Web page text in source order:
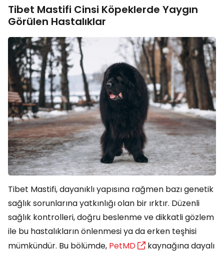
Tibet Mastifi Cinsi Köpeklerde Yaygın
Görülen Hastalıklar
Tibet Mastifi, dayanıklı yapısına rağmen bazı genetik
sağlık sorunlarına yatkınlığı olan bir ırktır. Düzenli
sağlık kontrolleri, doğru beslenme ve dikkatli gözlem
ile bu hastalıkların önlenmesi ya da erken teşhisi
mümkündür. Bu bölümde, PetMD
kaynağına dayalı